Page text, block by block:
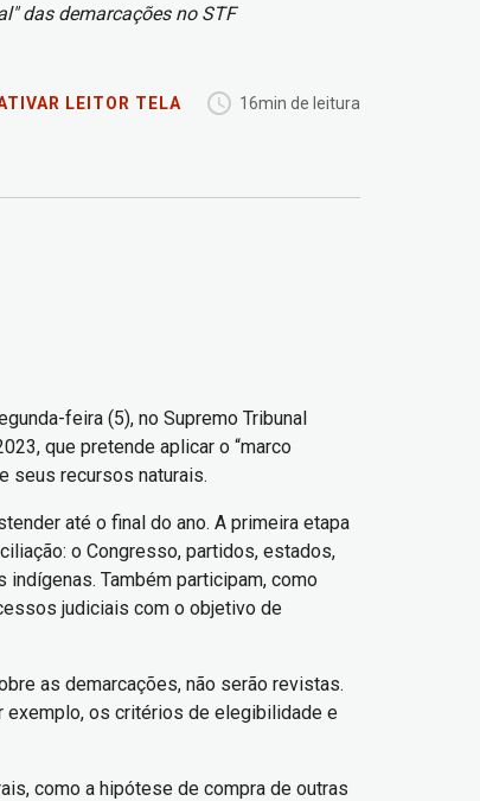
das demarcações no STF
LEITOR TELA 16min de leitura
feira (5), no Supremo Tribunal
que pretende aplicar o “marco
seus recursos naturais.
até o final do ano. A primeira etapa
o Congresso, partidos, estados,
indígenas. Também participam, como
judiciais com o objetivo de
as demarcações, não serão revistas.
exemplo, os critérios de elegibilidade e
como a hipótese de compra de outras